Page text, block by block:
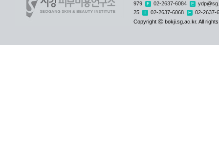
979
F 02-2637-6084 E
25
T 02-2637-6068 F
02-2637-
Copyright ⓒ bokji.sg.ac.kr. All